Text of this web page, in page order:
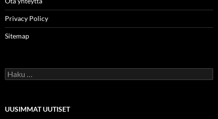
Privacy Policy
Sitemap
Haku:
UUSIMMAT UUTISET